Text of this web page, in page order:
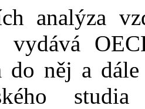
analýza
vydává
do něj a